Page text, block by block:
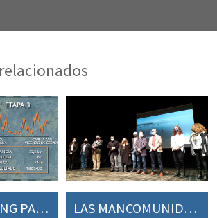
VIDEOMAPPING PARA DESCUBRIR “A ORIXE” (EL ORIGEN) DEL CAMINO DE SANTIAGO LAS MANCOMUNIDADES BARBANZA AROUSA Y O SALNÉS PRESENTAN EL AUDIOVISUAL NAVEGA EL CAMINO